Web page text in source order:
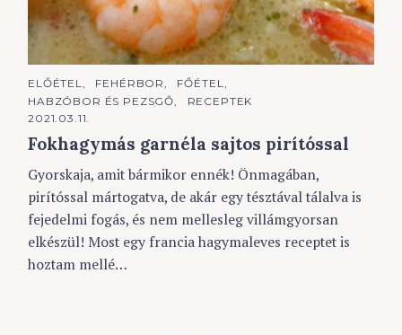
C
T
E
O
R
E
ELŐÉTEL FEHÉRBOR
FŐÉTEL
HABZÓBOR ÉS PEZSGŐ
RECEPTEK
2021.03.11.
Fokhagymás garnéla sajtos pirítóssal
Gyorskaja, amit bármikor ennék! Önmagában,
pirítóssal mártogatva, de akár egy tésztával tálalva is
fejedelmi fogás, és nem mellesleg villámgyorsan
elkészül! Most egy francia hagymaleves receptet is
hoztam mellé…